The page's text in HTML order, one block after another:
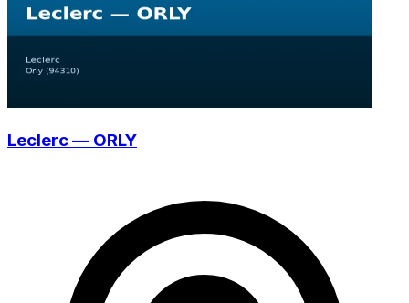
Leclerc — ORLY